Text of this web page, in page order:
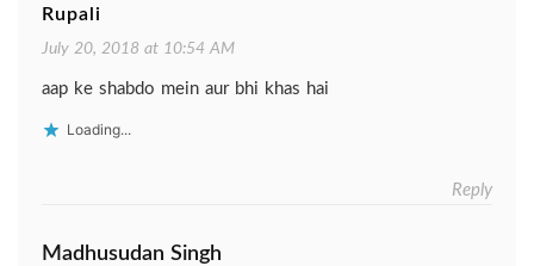
Rupali
July 20, 2018 at 10:54 AM
aap ke shabdo mein aur bhi khas hai
Loading...
Reply
Madhusudan Singh